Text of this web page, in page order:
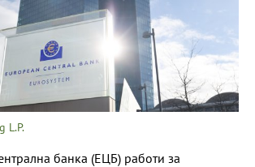
L.P.
банка (ЕЦБ) работи за